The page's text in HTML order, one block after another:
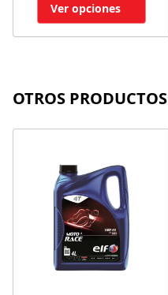
Ver opciones
OTROS PRODUCTOS